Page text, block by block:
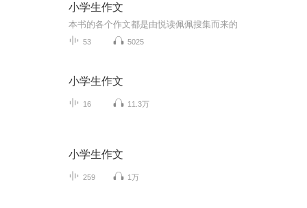
小学生作文
本书的各个作文都是由悦读佩佩搜集而来的
53 5025
小学生作文
16 11.3万
小学生作文
259 1万